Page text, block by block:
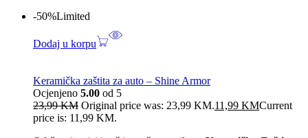
-50%Limited
Dodaj u korpu
Keramička zaštita za auto – Shine Armor
Ocjenjeno 5.00 od 5
23,99KM Original price was: 23,99 KM.11,99 KMCurrent
price is: 11,99 KM.